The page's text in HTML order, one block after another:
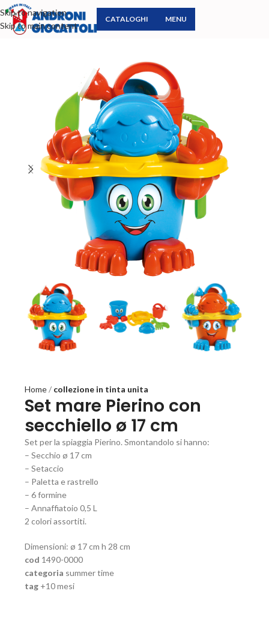
Skip to navigation
Skip to main content
CATALOGHI MENU
Home collezione in tinta unita
Set mare Pierino con
secchiello ø 17 cm
Set per la spiaggia Pierino. Smontandolo si hanno:
– Secchio ø 17 cm
– Setaccio
– Paletta e rastrello
– 6 formine
– Annaffiatoio 0,5 L
2 colori assortiti.
Dimensioni: ø 17 cm h 28 cm
cod 1490-0000
categoria summer time
tag +10 mesi